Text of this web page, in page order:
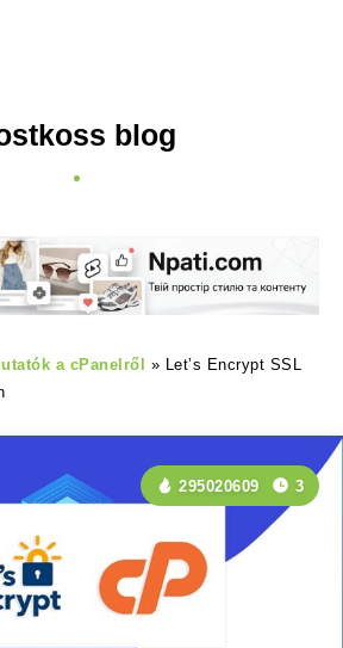
blog
a cPanelről » Let’s Encrypt SSL
295020609 3